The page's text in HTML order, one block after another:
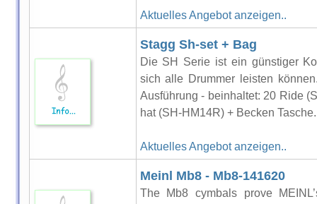
Aktuelles Angebot anzeigen..
Stagg Sh-set + Bag
Die SH Serie ist ein günstiger
sich alle Drummer leisten
Ausführung - beinhaltet: 20 Ride
hat (SH-HM14R) + Becken
Aktuelles Angebot anzeigen..
Meinl Mb8 - Mb8-141620
The Mb8 cymbals prove